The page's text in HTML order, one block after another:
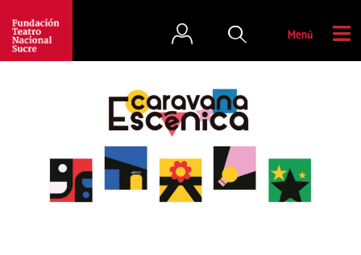
Menú